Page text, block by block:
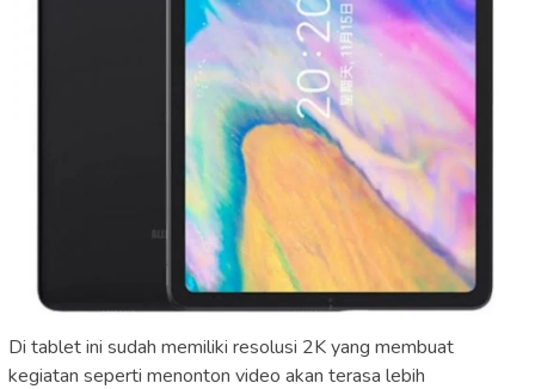
Di tablet ini sudah memiliki resolusi 2K yang membuat
kegiatan seperti menonton video akan terasa lebih